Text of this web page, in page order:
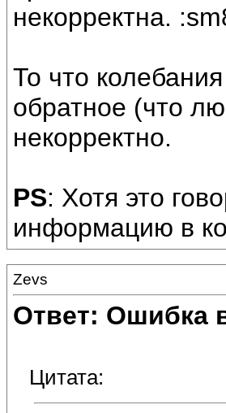
некорректна.
То что
обратное (что
некорректно.
PS: Хотя это
информацию в
Zevs
Ответ: Ошибка
Цитата: